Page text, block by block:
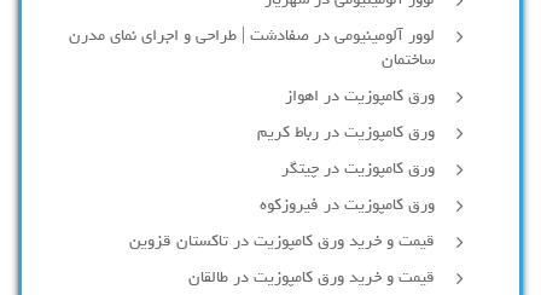
لوور آلومینیومی در صفادشت | طراحی و اجرای نمای مدرن
ساختمان
ورق کامپوزیت در اهواز
ورق کامپوزیت در رباط کریم
ورق کامپوزیت در چیتگر
ورق کامپوزیت در فیروزکوه
قیمت و خرید ورق کامپوزیت در تاکستان قزوین
قیمت و خرید ورق کامپوزیت در طالقان